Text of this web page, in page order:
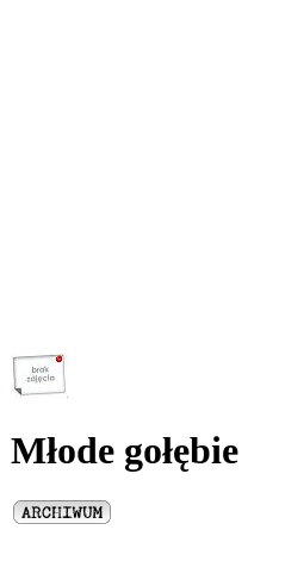
Młode gołębie